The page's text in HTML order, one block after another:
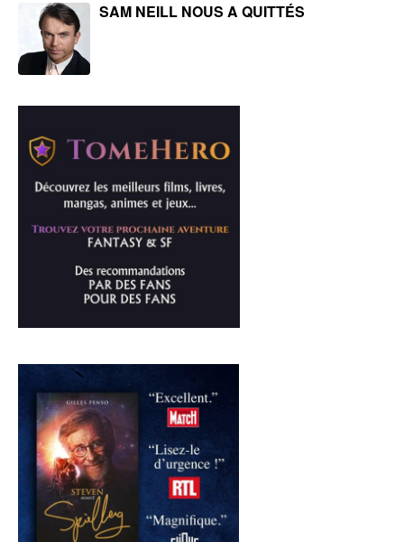
SAM NEILL NOUS A QUITTÉS